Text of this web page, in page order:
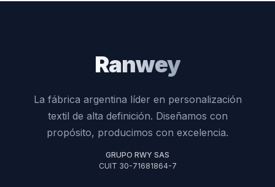
Ranwey
La fábrica argentina líder en personalización
textil de alta definición. Diseñamos con
propósito, producimos con excelencia.
GRUPO RWY SAS
CUIT 30-71681864-7